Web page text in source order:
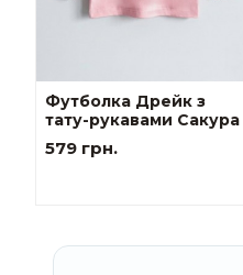
Футболка Дрейк з
тату-рукавами Сакура
579 грн.